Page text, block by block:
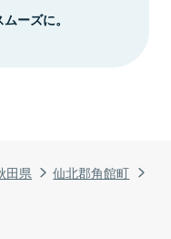
田県
仙北郡角館町
ーズに。